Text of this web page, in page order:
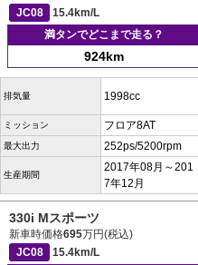
JC08
15.4km/L
満タンでどこまで走る？
924km
排気量 1998cc
ミッション フロア8AT
最大出力 252ps/5200rpm
生産期間
2017年08月～201
7年12月
330i Mスポーツ
新車時価格695万円(税込)
JC08
15.4km/L